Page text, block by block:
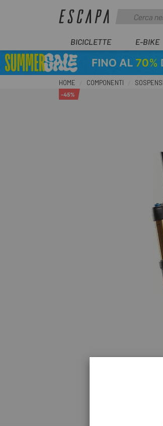
BICICLETTE E-BIKE
HOME COMPONENTI
-45%